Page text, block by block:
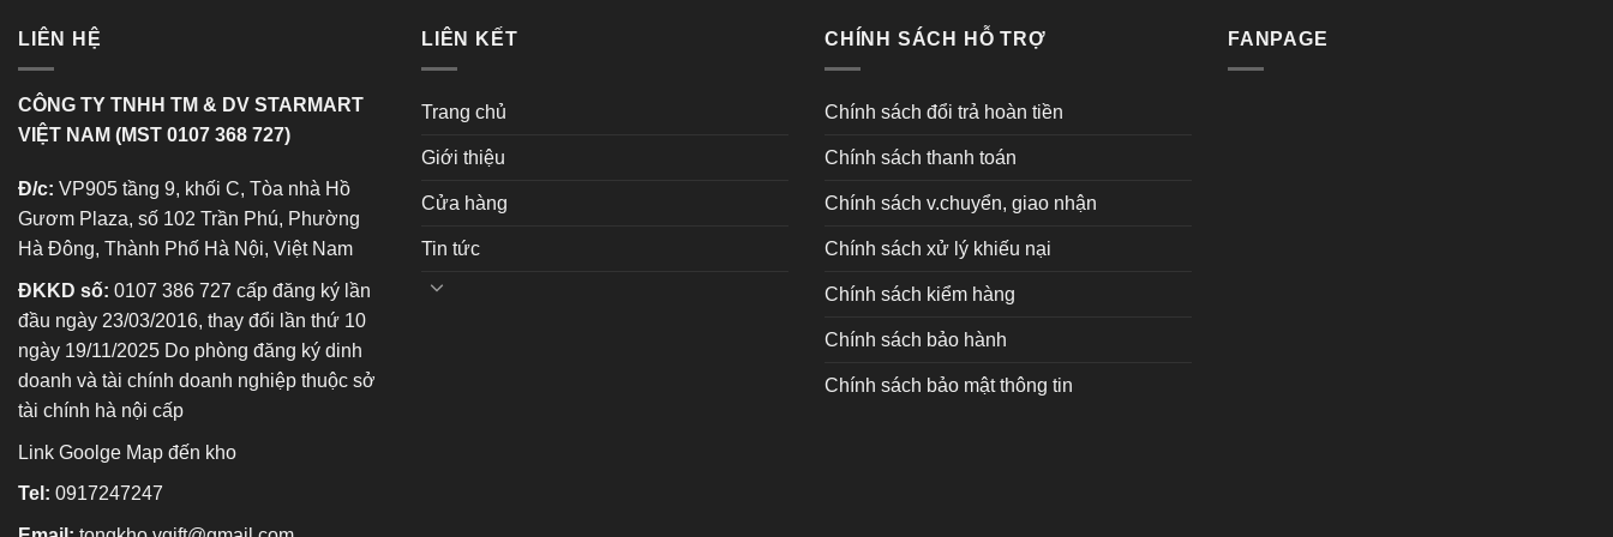
LIÊN HỆ
CÔNG TY TNHH TM & DV STARMART
VIỆT NAM (MST 0107 368 727)
Đ/c: VP905 tầng 9, khối C, Tòa nhà Hồ
Gươm Plaza, số 102 Trần Phú, Phường
Hà Đông, Thành Phố Hà Nội, Việt Nam
ĐKKD số: 0107 386 727 cấp đăng ký lần
đầu ngày 23/03/2016, thay đổi lần thứ 10
ngày 19/11/2025 Do phòng đăng ký dinh
doanh và tài chính doanh nghiệp thuộc sở
tài chính hà nội cấp
Link Goolge Map đến kho
Tel: 0917247247
LIÊN KẾT
Trang chủ
Giới thiệu
Cửa hàng
Tin tức
CHÍNH SÁCH HỖ TRỢ
Chính sách đổi trả hoàn tiền
Chính sách thanh toán
Chính sách v.chuyển, giao nhận
Chính sách xử lý khiếu nại
Chính sách kiểm hàng
Chính sách bảo hành
Chính sách bảo mật thông tin
FANPAGE